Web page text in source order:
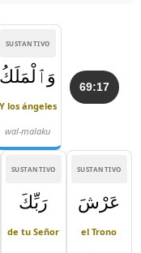
69:17
SUSTANTIVO
وَٱلْمَلَكُ
Y los ángeles
wal-malaku
SUSTANTIVO
عَرْشَ
el Trono
SUSTANTIVO
رَبِّكَ
de tu Señor